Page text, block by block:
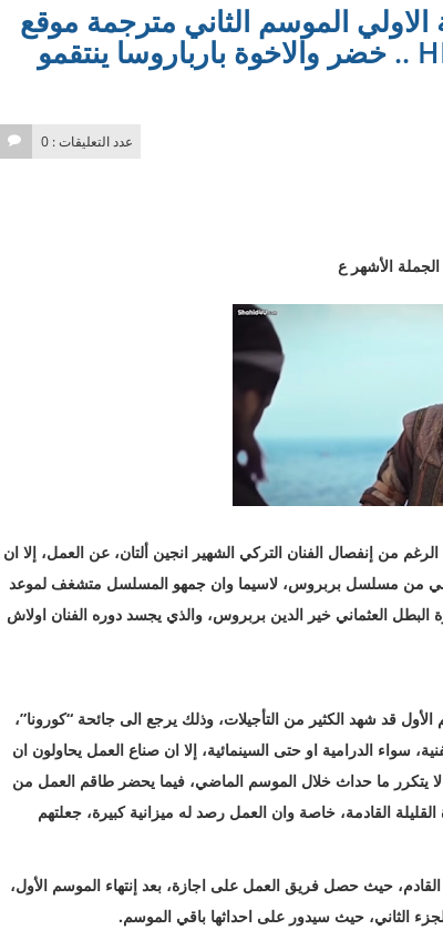
الموسم الثاني مترجمة موقع
النور – باﺭﺑﺎﺭﻭﺳﺎ قصة عشق HD .. خضر والاخوة بارباروسا ينتقمو
عدد التعليقات : 0
الجملة الأشهر ع
من إنفصال الفنان التركي الشهير انجين ألتان، عن العمل، إلا ان
الثاني من مسلسل بربروس، لاسيما وان جمهو المسلسل متشغف لموعد
العثماني خير الدين بربروس، والذي يجسد دوره الفنان اولاش
شهد الكثير من التأجيلات، وذلك يرجع الى جائحة “كورونا”،
سواء الدرامية او حتى السينمائية، إلا ان صناع العمل يحاولون ان
ما حداث خلال الموسم الماضي، فيما يحضر طاقم العمل من
القادمة، خاصة وان العمل رصد له ميزانية كبيرة، جعلتهم
حيث حصل فريق العمل على اجازة، بعد إنتهاء الموسم الأول،
الثاني، حيث سيدور على احداثها باقي الموسم.